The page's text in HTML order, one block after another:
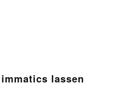
lassen